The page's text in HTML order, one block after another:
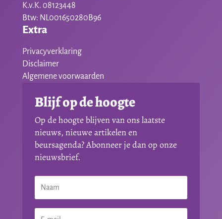
K.v.K. 08123448
Btw: NL001650280B96
Extra
Privacyverklaring
Disclaimer
Algemene voorwaarden
Blijf op de hoogte
Op de hoogte blijven van ons laatste
nieuws, nieuwe artikelen en
beursagenda? Abonneer je dan op onze
nieuwsbrief.